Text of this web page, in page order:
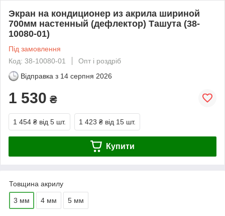
Экран на кондиционер из акрила шириной
700мм настенный (дефлектор) Ташута (38-
10080-01)
Під замовлення
Код: 38-10080-01
Опт і роздріб
Відправка з 14 серпня 2026
1 530 ₴
1 454 ₴ від 5 шт. 1 423 ₴ від 15 шт.
Купити
Товщина акрилу
3 мм 4 мм 5 мм